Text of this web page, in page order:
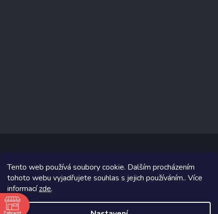
Tento web používá soubory cookie. Dalším procházením
tohoto webu vyjadřujete souhlas s jejich používáním.. Více
informacízde.
Copyright 2026www.prizealize.cz. Všechna práva vyhrazena.
Grafický návrh vytvořil a na Shoptet implementoval
Shoptetak.cz.